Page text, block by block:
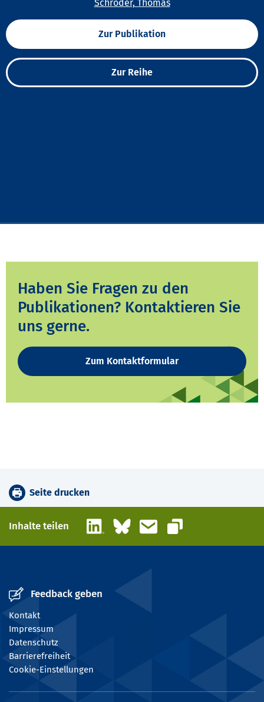
Schröder, Thomas
Zur Publikation
Zur Reihe
Haben Sie Fragen zu den
Publikationen? Kontaktieren Sie
uns gerne.
Zum Kontaktformular
Seite drucken
Inhalte teilen LinkedInBlueskyE-Mail
Link kopieren
Feedback geben
Kontakt
Impressum
Datenschutz
Barrierefreiheit
Cookie-Einstellungen